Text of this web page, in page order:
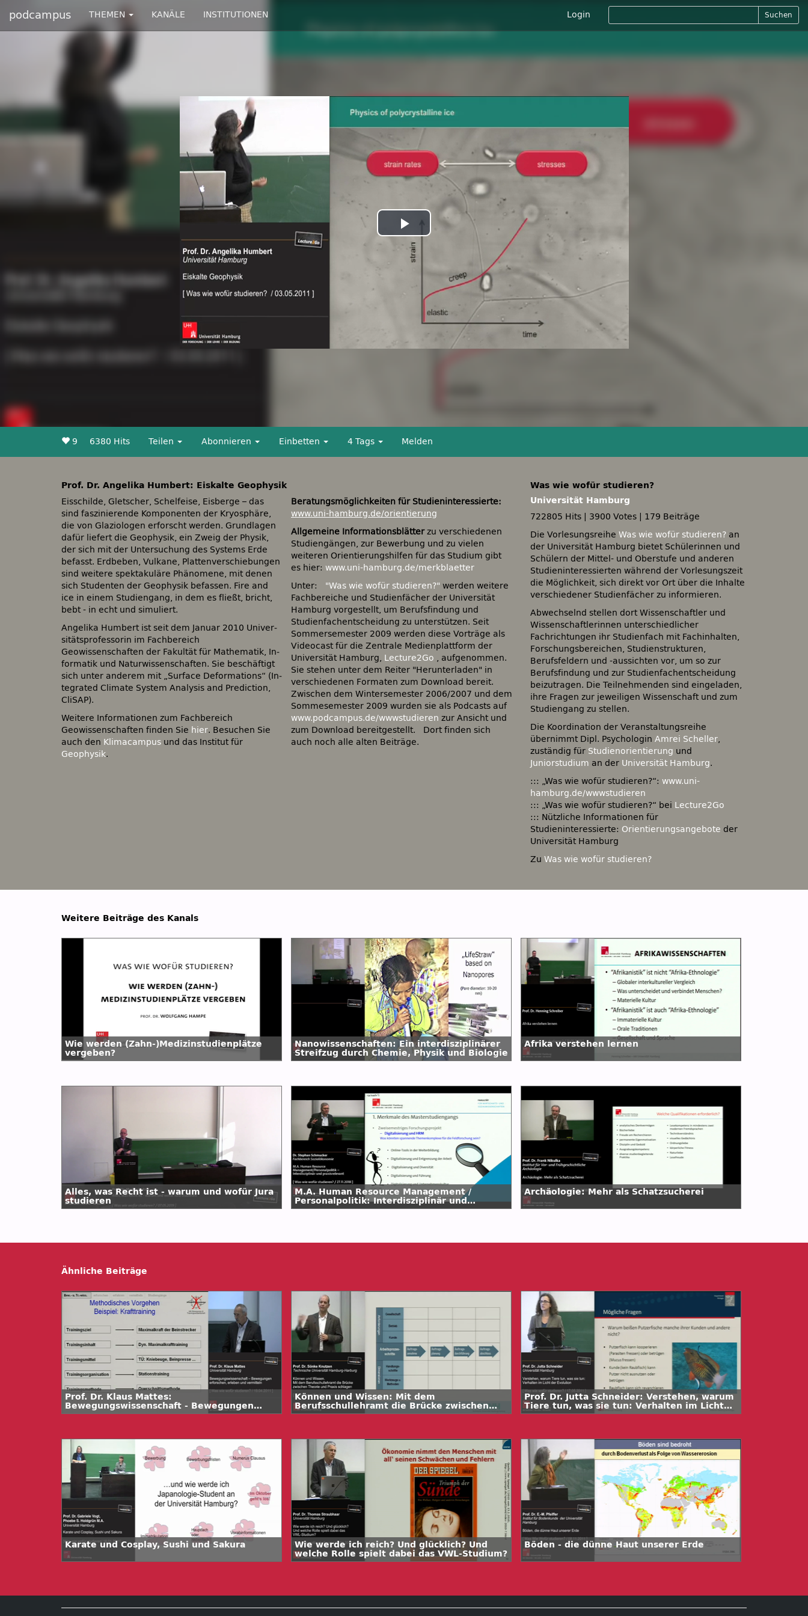
podcampus THEMEN KANÄLE INSTITUTIONEN Login Suchen
Play
Video
9 6380 Hits Teilen Abonnieren Einbetten 4 Tags Melden
Prof. Dr. Angelika Humbert: Eiskalte Geophysik
Eisschilde, Gletscher, Schelfeise, Eisberge – das
sind faszinierende Komponenten der Kryosphäre,
die von Glaziologen erforscht werden. Grundlagen
dafür liefert die Geophysik, ein Zweig der Physik,
der sich mit der Untersuchung des Systems Erde
befasst. Erdbeben, Vulkane, Plattenverschiebungen
sind weitere spektakuläre Phänomene, mit denen
sich Studenten der Geophysik befassen. Fire and
ice in einem Studiengang, in dem es fließt, bricht,
bebt - in echt und simuliert.
An­ge­li­ka Humbert ist seit dem Januar 2010 Uni­ver­
si­täts­pro­fes­so­rin im Fachbereich
Geowissenschaften der Fa­kul­tät für Ma­the­ma­tik, In­
for­ma­tik und Na­tur­wis­sen­schaf­ten. Sie beschäftigt
sich unter anderem mit „Sur­face De­for­ma­ti­ons“ (In­
te­gra­ted Cli­ma­te Sys­tem Ana­ly­sis and Pre­dic­tion,
Cli­SAP).
Weitere Informationen zum Fachbereich
Geowissenschaften finden Sie hier. Besuchen Sie
auch den Klimacampus und das Institut für
Geophysik.
Beratungsmöglichkeiten für Studieninteressierte:
www.uni-hamburg.de/orientierung
Allgemeine Informationsblätterzu verschiedenen
Studiengängen, zur Bewerbung und zu vielen
weiteren Orientierungshilfen für das Studium gibt
es hier: www.uni-hamburg.de/merkblaetter
Unter:
"Was wie wofür studieren?"
Fachbereiche und Studienfächer der Universität
Hamburg vorgestellt, um Berufsfindung und
Studienfachentscheidung zu unterstützen. Seit
Sommersemester 2009 werden diese Vorträge als
Videocast für die Zentrale Medienplattform der
Universität Hamburg, Lecture2Go , aufgenommen.
Sie stehen unter dem Reiter "Herunterladen" in
verschiedenen Formaten zum Download bereit.
Zwischen dem Wintersemester 2006/2007 und dem
Sommesemester 2009 wurden sie als Podcasts auf
www.podcampus.de/wwwstudieren
zum Download bereitgestellt. Dort finden sich
auch noch alle alten Beiträge.
Was wie wofür studieren?
Universität Hamburg
722805 Hits
3900 Votes
179 Beiträge
Die Vorlesungsreihe Was wie wofür studieren? an
der Universität Hamburg bietet Schülerinnen und
Schülern der Mittel- und Oberstufe und anderen
Studieninteressierten während der Vorlesungszeit
die Möglichkeit, sich direkt vor Ort über die Inhalte
verschiedener Studienfächer zu informieren.
Abwechselnd stellen dort Wissenschaftler und
Wissenschaftlerinnen unterschiedlicher
Fachrichtungen ihr Studienfach mit Fachinhalten,
Forschungsbereichen, Studienstrukturen,
Berufsfeldern und -aussichten vor, um so zur
Berufsfindung und zur Studienfachentscheidung
beizutragen. Die Teilnehmenden sind eingeladen,
ihre Fragen zur jeweiligen Wissenschaft und zum
Studiengang zu stellen.
Die Koordination der Veranstaltungsreihe
übernimmt Dipl. Psychologin Amrei Scheller,
zuständig für Studienorientierung und
Juniorstudium an der Universität Hamburg.
::: „Was wie wofür studieren?“: www.uni-
hamburg.de/wwwstudieren
::: „Was wie wofür studieren?“ bei Lecture2Go
::: Nützliche Informationen für
Studieninteressierte: Orientierungsangebote der
Universität Hamburg
Zu Was wie wofür studieren?
Weitere Beiträge des Kanals
Wie werden (Zahn-)Medizinstudienplätze
vergeben?
Nanowissenschaften: Ein interdisziplinärer
Streifzug durch Chemie, Physik und Biologie
Afrika verstehen lernen
Alles, was Recht ist - warum und wofür Jura
studieren
M.A. Human Resource Management /
Personalpolitik: Interdisziplinär und
praxisrelevant
Archäologie: Mehr als Schatzsucherei
Ähnliche Beiträge
Prof. Dr. Klaus Mattes:
Bewegungswissenschaft - Bewegungen
erforschen, erleben und vermitteln
Können und Wissen: Mit dem
Berufsschullehramt die Brücke zwischen
Theorie und Praxis schlagen
Prof. Dr. Jutta Schneider: Verstehen, warum
Tiere tun, was sie tun: Verhalten im Licht
der Evolution
Karate und Cosplay, Sushi und Sakura
Wie werde ich reich? Und glücklich? Und
welche Rolle spielt dabei das VWL-Studium?
Böden - die dünne Haut unserer Erde